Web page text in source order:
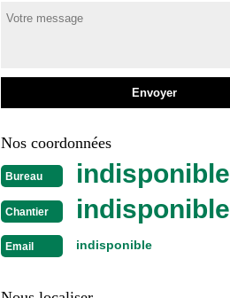
Nos coordonnées
Bureau indisponible
Chantier indisponible
Email indisponible